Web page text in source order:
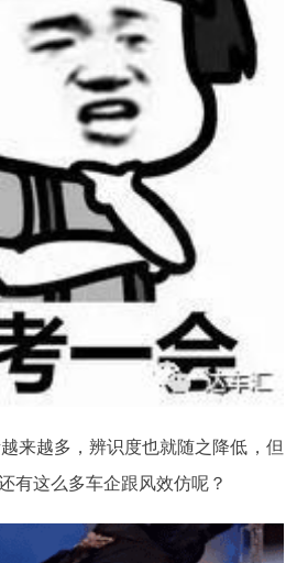
来越多，辨识度也就随之降低，但
有这么多车企跟风效仿呢？